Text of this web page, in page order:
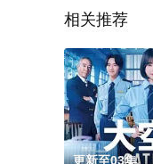
相关推荐
更新至03集